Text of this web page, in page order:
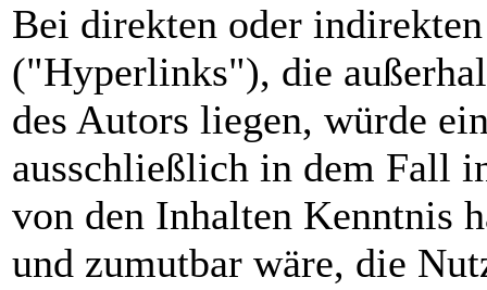
Bei direkten oder
("Hyperlinks"), die
des Autors liegen, würde
ausschließlich in dem Fall
von den Inhalten Kenntnis
und zumutbar wäre, die